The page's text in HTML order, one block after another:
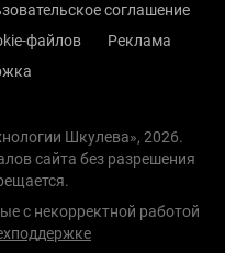
соглашение
файлов
Реклама
Шкулева», 2026.
сайта без разрешения
с некорректной работой